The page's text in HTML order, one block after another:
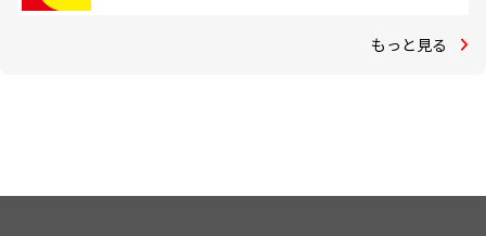
もっと見る